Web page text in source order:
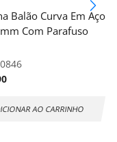
Balão Curva Em Aço
Com Parafuso
AO CARRINHO